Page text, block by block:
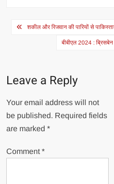
Post
navigation
शकील और रिजवान की पारियों से
बीबीएल 2024 :
Leave a Reply
Your email address will not
be published. Required fields
are marked*
Comment*